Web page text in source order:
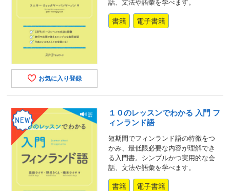
お気に入り登録
話、文法や語彙を学べます。
書籍 電子書籍
１０のレッスンでわかる 入門 フ
ィンランド語
短期間でフィンランド語の特徴をつ
かみ、最低限必要な内容が理解でき
る入門書。シンプルかつ実用的な会
話、文法や語彙を学べます。
書籍 電子書籍